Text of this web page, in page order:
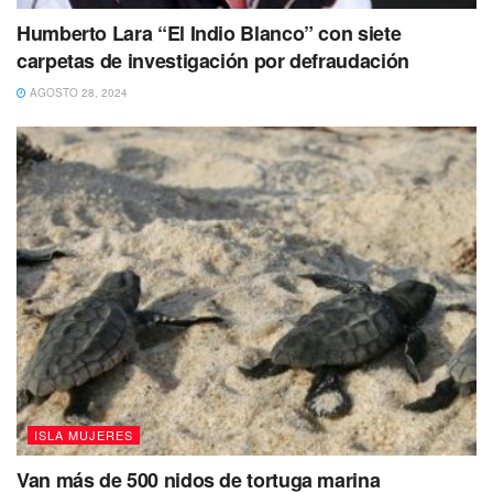
Humberto Lara “El Indio Blanco” con siete
carpetas de investigación por defraudación
AGOSTO 28, 2024
ISLA MUJERES
Van más de 500 nidos de tortuga marina